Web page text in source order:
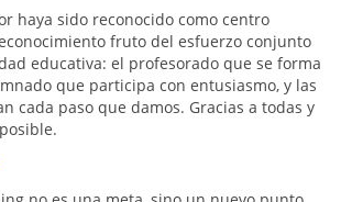
haya sido reconocido como centro
fruto del esfuerzo conjunto
educativa: el profesorado que se forma
que participa con entusiasmo, y las
cada paso que damos. Gracias a todas y